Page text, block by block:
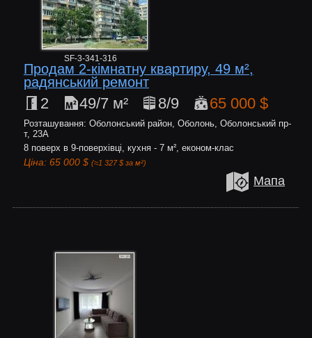
SF-3-341-316
Продам 2-кімнатну квартиру, 49 м²,
радянський ремонт
2 49/7 м² 8/9 65 000 $
Розташування: Оболонський район, Оболонь, Оболонський пр-
т, 23А
8 поверх в 9-поверхівці, кухня - 7 м², економ-клас
Ціна: 65 000 $ (≈1 327 $ за м²)
Мапа